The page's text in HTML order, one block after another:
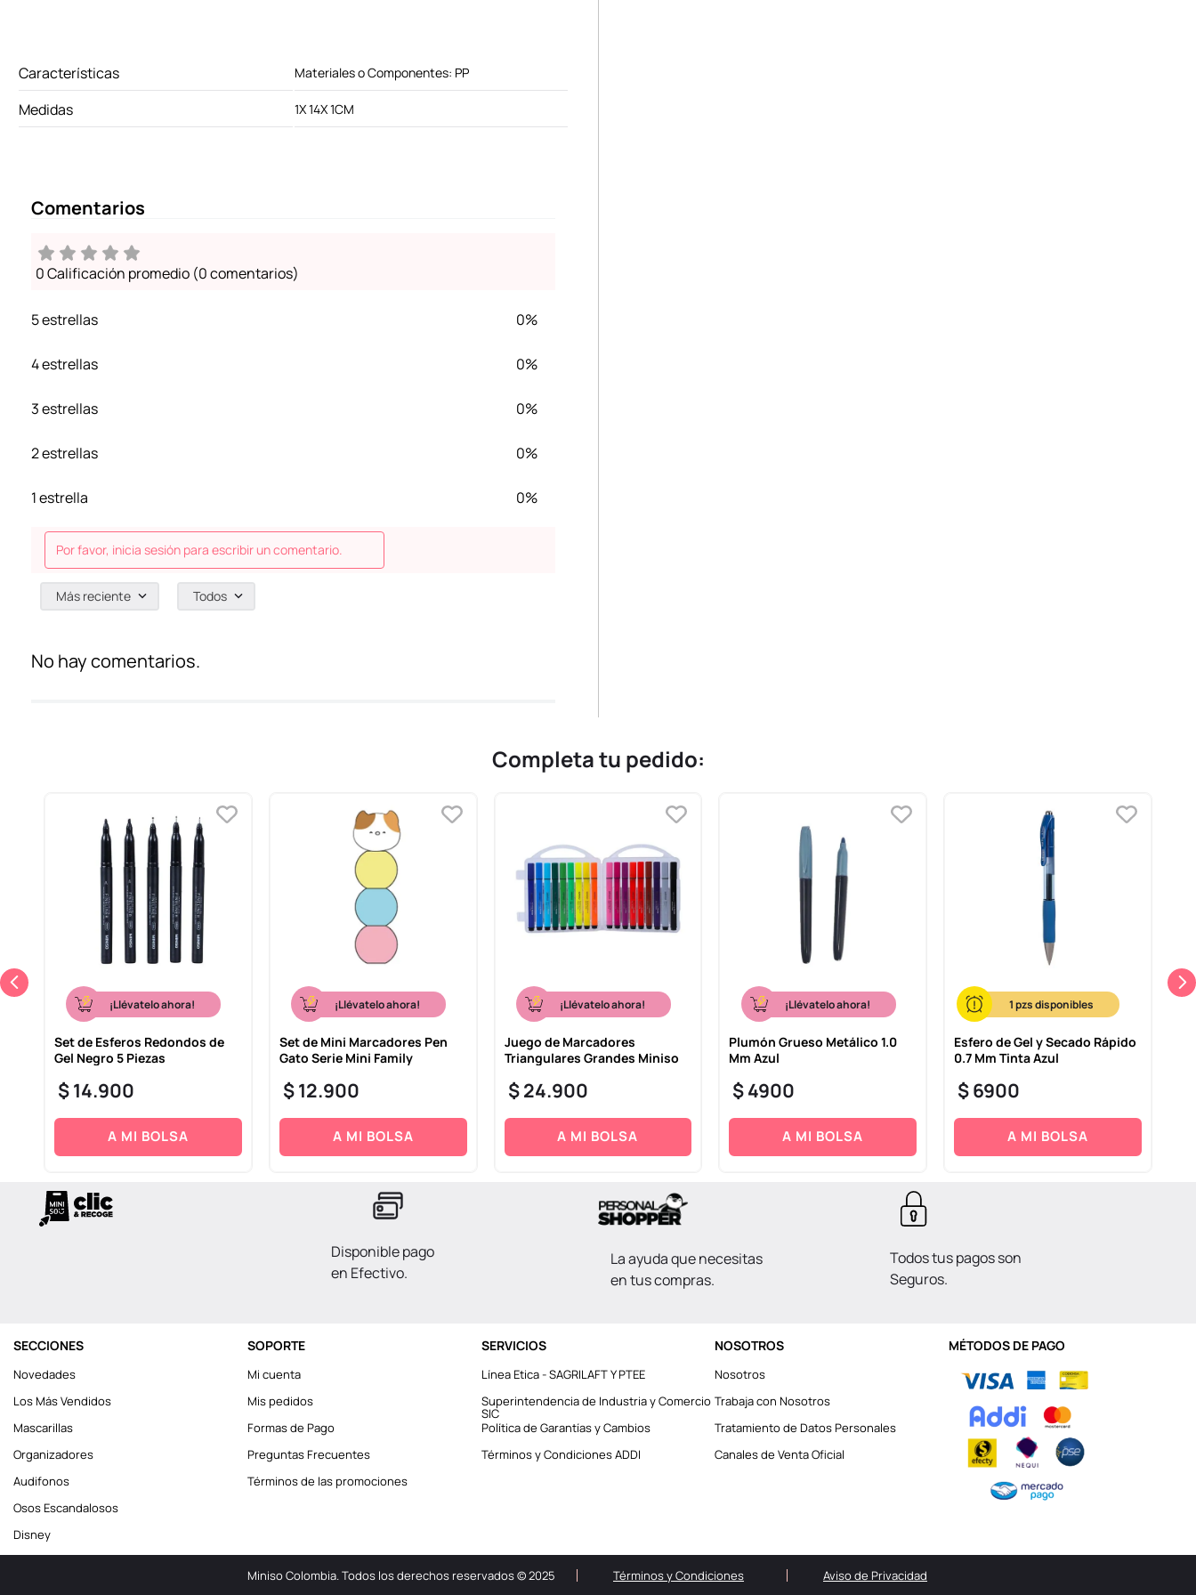
Características Materiales o Componentes: PP
Medidas 1X 14X 1CM
Comentarios
0 Calificación promedio (0 comentarios)
5 estrellas 0%
4 estrellas 0%
3 estrellas 0%
2 estrellas 0%
1 estrella 0%
Por favor, inicia sesión para escribir un comentario.
Más reciente Todos
No hay comentarios.
Completa tu pedido:
¡Llévatelo ahora!
Set de Esferos Redondos de
Gel Negro 5 Piezas
$14.900
A MI BOLSA
¡Llévatelo ahora!
Set de Mini Marcadores Pen
Gato Serie Mini Family
$12.900
A MI BOLSA
¡Llévatelo ahora!
Juego de Marcadores
Triangulares Grandes Miniso
$24.900
A MI BOLSA
¡Llévatelo ahora!
Plumón Grueso Metálico 1.0
Mm Azul
$4900
A MI BOLSA
1
Esfero de Gel y Secado Rápido
0.7 Mm Tinta Azul
$6900
A MI BOLSA
Disponible pago
en Efectivo.
La ayuda que necesitas
en tus compras.
Todos tus pagos son
Seguros.
SECCIONES
Novedades
Los Más Vendidos
Mascarillas
Organizadores
Audifonos
Osos Escandalosos
Disney
SOPORTE
Mi cuenta
Mis pedidos
Formas de Pago
Preguntas Frecuentes
Términos de las promociones
SERVICIOS
Línea Etica - SAGRILAFT Y PTEE
Superintendencia de Industria y Comercio
SIC
Política de Garantías y Cambios
Términos y Condiciones ADDI
NOSOTROS
Nosotros
Trabaja con Nosotros
Tratamiento de Datos Personales
Canales de Venta Oficial
MÉTODOS DE PAGO
Miniso Colombia. Todos los derechos reservados © 2025 Términos y Condiciones Aviso de Privacidad